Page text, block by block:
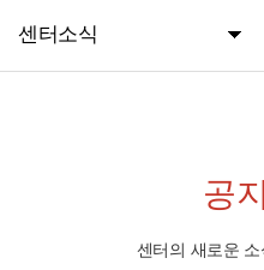
센터소식
공
센터의 새로운